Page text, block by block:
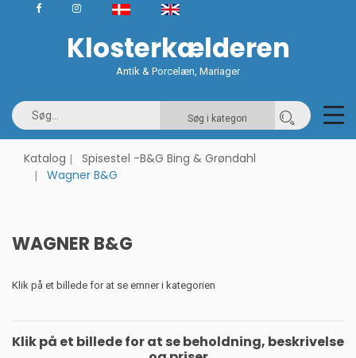
Klosterkælderen
Antik & Porcelæn, Mariager
Søg i kategori
Katalog
Spisestel -B&G Bing & Grøndahl
Wagner B&G
WAGNER B&G
Klik på et billede for at se emner i kategorien
Klik på et billede for at se beholdning, beskrivelse